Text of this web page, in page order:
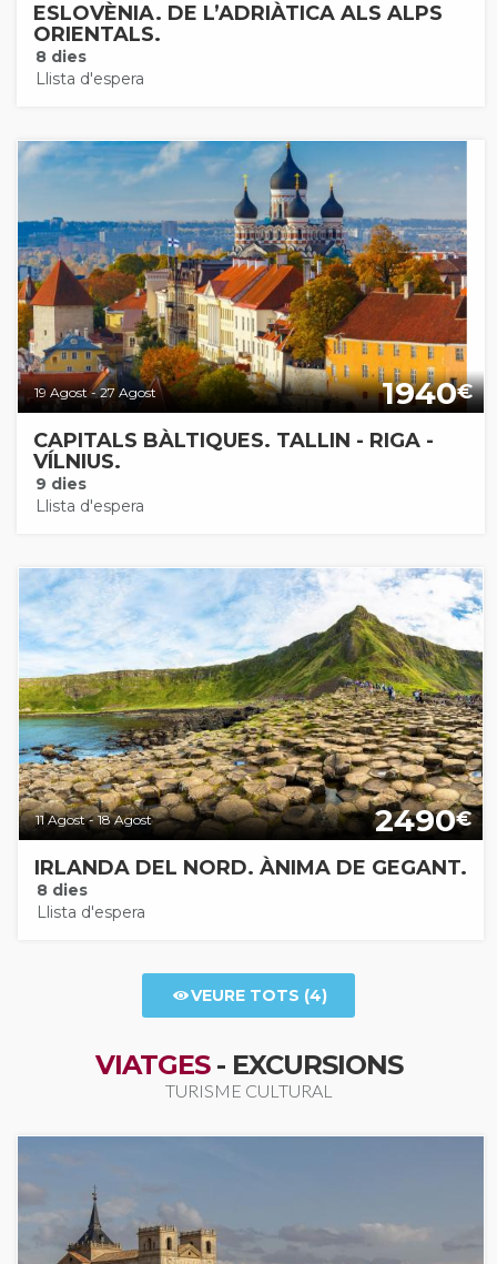
ESLOVÈNIA. DE L’ADRIÀTICA ALS ALPS
ORIENTALS.
8 dies
Llista d'espera
19 Agost - 27 Agost 1940€
CAPITALS BÀLTIQUES. TALLIN - RIGA -
VÍLNIUS.
9 dies
Llista d'espera
11 Agost - 18 Agost 2490€
IRLANDA DEL NORD. ÀNIMA DE GEGANT.
8 dies
Llista d'espera
VEURE TOTS (4)
VIATGES- EXCURSIONS
TURISME CULTURAL